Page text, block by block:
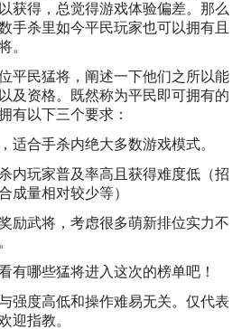
获得，总觉得游戏体验偏差。那么
手杀里如今平民玩家也可以拥有且
。
平民猛将，阐述一下他们之所以能
及资格。既然称为平民即可拥有的
有以下三个要求：
适合手杀内绝大多数游戏模式。
内玩家普及率高且获得难度低（招
成量相对较少等）
励武将，考虑很多萌新排位实力不
有哪些猛将进入这次的榜单吧！
强度高低和操作难易无关。仅代表
迎指教。